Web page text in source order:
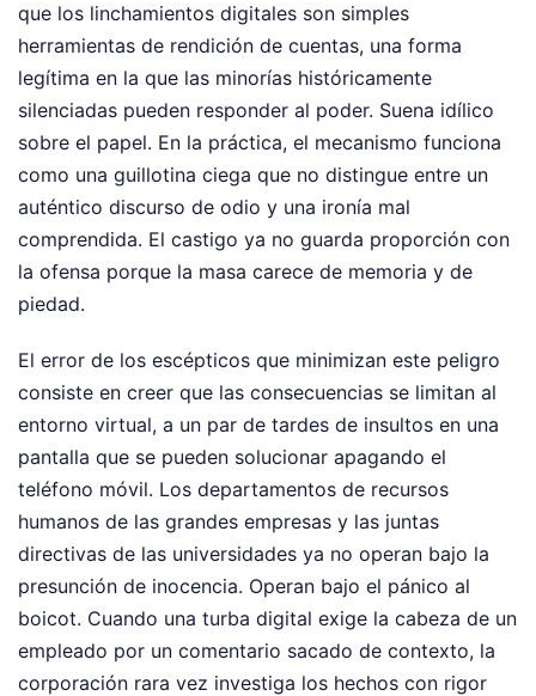
que los linchamientos digitales son simples
herramientas de rendición de cuentas, una forma
legítima en la que las minorías históricamente
silenciadas pueden responder al poder. Suena idílico
sobre el papel. En la práctica, el mecanismo funciona
como una guillotina ciega que no distingue entre un
auténtico discurso de odio y una ironía mal
comprendida. El castigo ya no guarda proporción con
la ofensa porque la masa carece de memoria y de
piedad.
El error de los escépticos que minimizan este peligro
consiste en creer que las consecuencias se limitan al
entorno virtual, a un par de tardes de insultos en una
pantalla que se pueden solucionar apagando el
teléfono móvil. Los departamentos de recursos
humanos de las grandes empresas y las juntas
directivas de las universidades ya no operan bajo la
presunción de inocencia. Operan bajo el pánico al
boicot. Cuando una turba digital exige la cabeza de un
empleado por un comentario sacado de contexto, la
corporación rara vez investiga los hechos con rigor